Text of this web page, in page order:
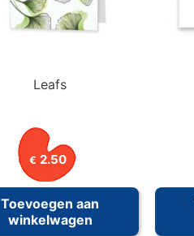
Leafs
€ 2.50
Toevoegen aan
winkelwagen